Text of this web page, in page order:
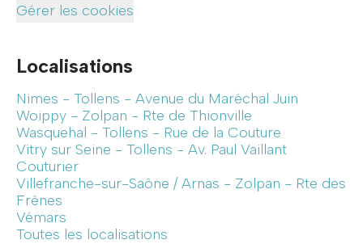
Gérer les cookies
Localisations
Nimes - Tollens - Avenue du Maréchal Juin
Woippy - Zolpan - Rte de Thionville
Wasquehal - Tollens - Rue de la Couture
Vitry sur Seine - Tollens - Av. Paul Vaillant
Couturier
Villefranche-sur-Saône / Arnas - Zolpan - Rte des
Frênes
Vémars
Toutes les localisations